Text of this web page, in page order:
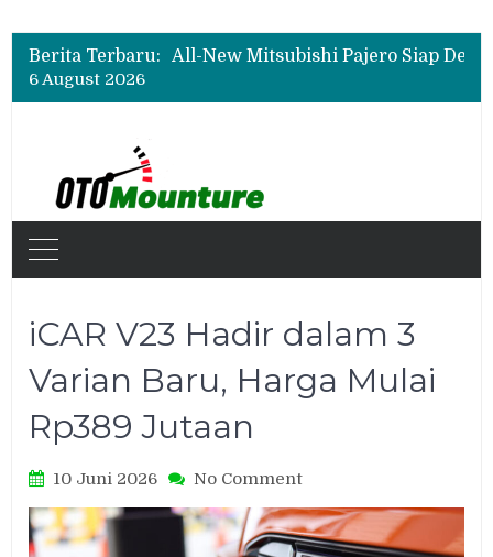
Berita Terbaru:
All-New Mitsubishi Pajero Siap Debut, Usung Kemampuan Off-Road Lebih Tangguh
Wuling Tambah Varian New Cloud EV SE, Harga Mulai Rp299 Juta
6 August 2026
iCAR V23 Hadir dalam 3
Varian Baru, Harga Mulai
Rp389 Jutaan
10 Juni 2026 No Commenton
V23
Hadir